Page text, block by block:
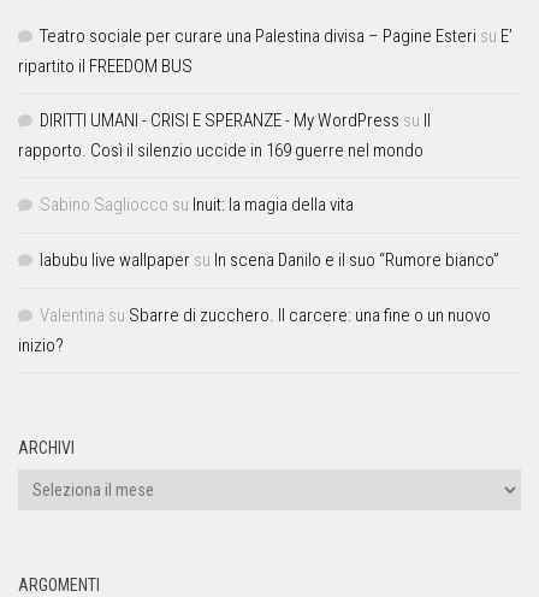
Teatro sociale per curare una Palestina divisa – Pagine Esteri su E’
ripartito il FREEDOM BUS
DIRITTI UMANI - CRISI E SPERANZE - My WordPress su
rapporto. Così il silenzio uccide in 169 guerre nel mondo
Sabino Sagliocco su Inuit: la magia della vita
labubu live wallpaper su In scena Danilo e il suo “Rumore bianco”
Valentina su Sbarre di zucchero. Il carcere: una fine o un nuovo
inizio?
ARCHIVI
ARGOMENTI